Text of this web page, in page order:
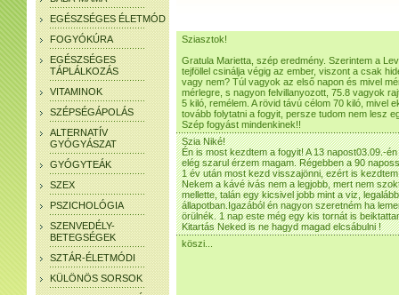
EGÉSZSÉGES ÉLETMÓD
FOGYÓKÚRA
EGÉSZSÉGES
TÁPLÁLKOZÁS
VITAMINOK
SZÉPSÉGÁPOLÁS
ALTERNATÍV
GYÓGYÁSZAT
GYÓGYTEÁK
SZEX
PSZICHOLÓGIA
SZENVEDÉLY-
BETEGSÉGEK
SZTÁR-ÉLETMÓDI
KÜLÖNÖS SORSOK
Sziasztok!
Gratula Marietta, szép eredmény. Szerintem a
tejföllel csinálja végig az ember, viszont a csak
vagy nem? Túl vagyok az első napon és mivel
mérlegre, s nagyon felvillanyozott, 75.8 vagyok
5 kiló, remélem. A rövid távú célom 70 kiló, mivel
tovább folytatni a fogyit, persze tudom nem lesz
Szép fogyást mindenkinek!!
Szia Niké!
Én is most kezdtem a fogyit! A 13 napost03.09.-
elég szarul érzem magam. Régebben a 90
1 év után most kezd visszajönni, ezért is
Nekem a kávé ivás nem a legjobb, mert nem
mellette, talán egy kicsivel jobb mint a viz,
állapotban.Igazából én nagyon szeretném ha
örülnék. 1 nap este még egy kis tornát is
Kitartás Neked is ne hagyd magad elcsábulni !
köszi...